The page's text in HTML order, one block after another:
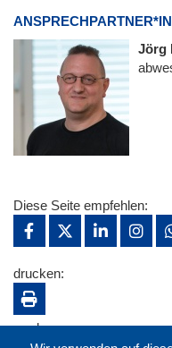
ANSPRECHPARTNER*IN
Jörg
Diese Seite empfehlen:
drucken:
merken: